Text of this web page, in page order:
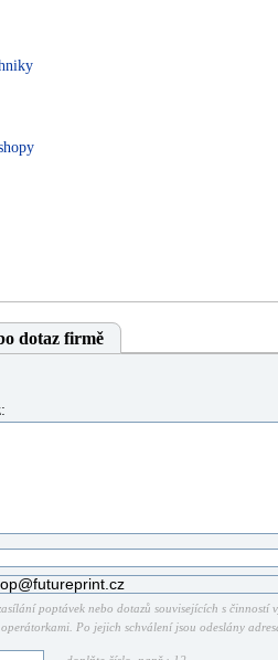
dotaz firmě
poptávek nebo dotazů souvisejících s činností
Po jejich schválení jsou odeslány